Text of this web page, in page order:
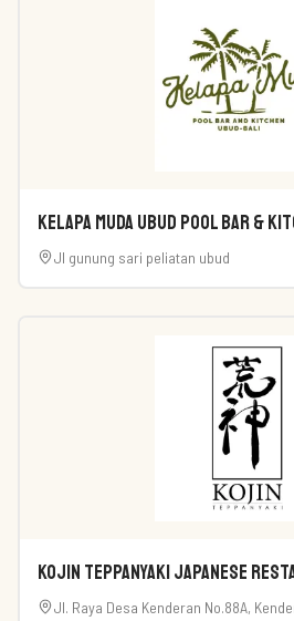
Kelapa Muda Ubud Pool Bar &
Jl gunung sari peliatan ubud
Kojin Teppanyaki Japanese
Jl. Raya Desa Kenderan No.88A,